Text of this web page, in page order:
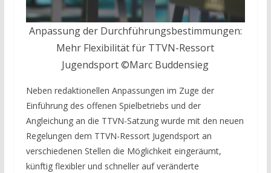
Anpassung der Durchführungsbestimmungen:
Mehr Flexibilität für TTVN-Ressort
Jugendsport©Marc Buddensieg
Neben redaktionellen Anpassungen im Zuge der
Einführung des offenen Spielbetriebs und der
Angleichung an die TTVN-Satzung wurde mit den neuen
Regelungen dem TTVN-Ressort Jugendsport an
verschiedenen Stellen die Möglichkeit eingeräumt,
künftig flexibler und schneller auf veränderte